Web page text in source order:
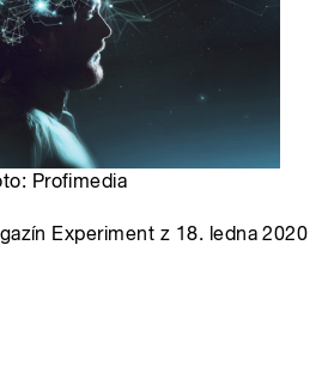
Profimedia
Experiment z 18. ledna 2020